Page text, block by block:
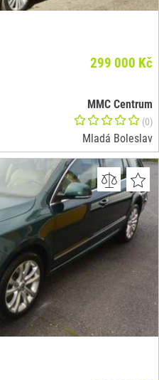
299 000 Kč
MMC Centrum
(0)
Mladá Boleslav